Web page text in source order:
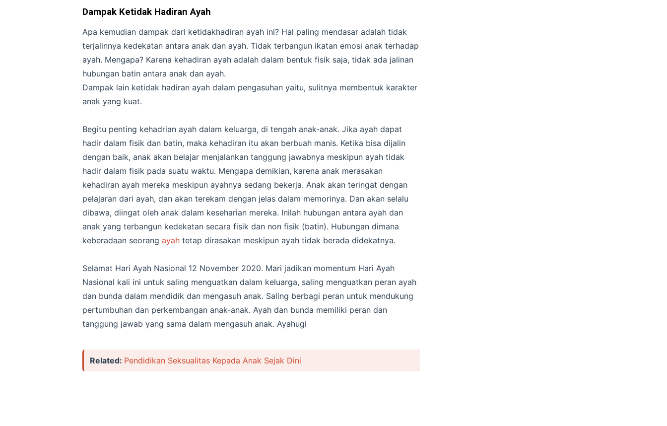
Dampak Ketidak Hadiran Ayah
Apa kemudian dampak dari ketidakhadiran ayah ini? Hal paling mendasar adalah tidak
terjalinnya kedekatan antara anak dan ayah. Tidak terbangun ikatan emosi anak terhadap
ayah. Mengapa? Karena kehadiran ayah adalah dalam bentuk fisik saja, tidak ada jalinan
hubungan batin antara anak dan ayah.
Dampak lain ketidak hadiran ayah dalam pengasuhan yaitu, sulitnya membentuk karakter
anak yang kuat.
Begitu penting kehadrian ayah dalam keluarga, di tengah anak-anak. Jika ayah dapat
hadir dalam fisik dan batin, maka kehadiran itu akan berbuah manis. Ketika bisa dijalin
dengan baik, anak akan belajar menjalankan tanggung jawabnya meskipun ayah tidak
hadir dalam fisik pada suatu waktu. Mengapa demikian, karena anak merasakan
kehadiran ayah mereka meskipun ayahnya sedang bekerja. Anak akan teringat dengan
pelajaran dari ayah, dan akan terekam dengan jelas dalam memorinya. Dan akan selalu
dibawa, diingat oleh anak dalam keseharian mereka. Inilah hubungan antara ayah dan
anak yang terbangun kedekatan secara fisik dan non fisik (batin). Hubungan dimana
keberadaan seorang ayah tetap dirasakan meskipun ayah tidak berada didekatnya.
Selamat Hari Ayah Nasional 12 November 2020. Mari jadikan momentum Hari Ayah
Nasional kali ini untuk saling menguatkan dalam keluarga, saling menguatkan peran ayah
dan bunda dalam mendidik dan mengasuh anak. Saling berbagi peran untuk mendukung
pertumbuhan dan perkembangan anak-anak. Ayah dan bunda memiliki peran dan
tanggung jawab yang sama dalam mengasuh anak. Ayahugi
Related: Pendidikan Seksualitas Kepada Anak Sejak Dini